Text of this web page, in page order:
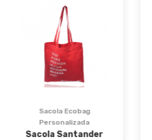
Sacola Ecobag
Personalizada
Sacola Santander